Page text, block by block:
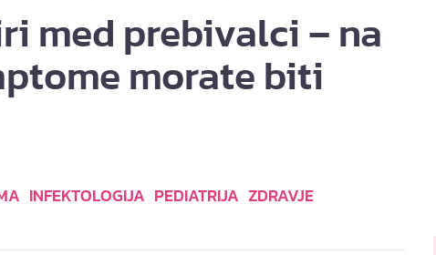
med prebivalci – na
morate biti
INFEKTOLOGIJA PEDIATRIJA ZDRAVJE